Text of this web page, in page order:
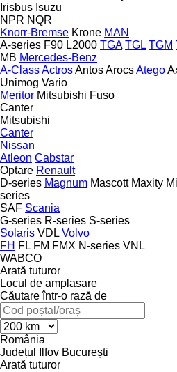
Irisbus Isuzu
NPR NQR
Knorr-Bremse Krone MAN
A-series F90 L2000 TGA TGL TGM
MB Mercedes-Benz
A-ClassActrosAntosArocsAtego
Unimog Vario
Meritor Mitsubishi Fuso
Canter
Mitsubishi
Canter
Nissan
Atleon Cabstar
Optare Renault
D-series Magnum Mascott Maxity
series
SAF Scania
G-series R-series S-series
Solaris VDL Volvo
FH FL FM FMX N-series VNL
WABCO
Arată tuturor
Locul de amplasare
Căutare într-o rază de
România
Județul Ilfov București
Arată tuturor